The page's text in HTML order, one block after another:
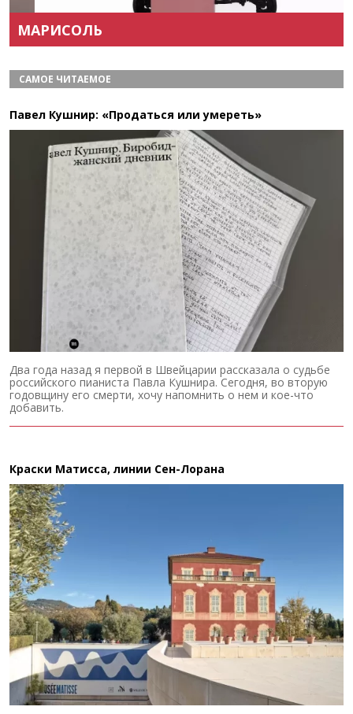
МАРИСОЛЬ
САМОЕ ЧИТАЕМОЕ
Павел Кушнир: «Продаться или умереть»
Два года назад я первой в Швейцарии рассказала о судьбе
российского пианиста Павла Кушнира. Сегодня, во вторую
годовщину его смерти, хочу напомнить о нем и кое-что
добавить.
Краски Матисса, линии Сен-Лорана